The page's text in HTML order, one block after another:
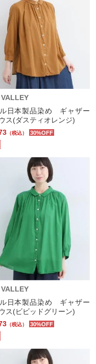
日本製品染め ギャザー
ス(ダスティオレンジ)
（税込） 30%OFF
日本製品染め ギャザー
ス(ビビッドグリーン)
（税込） 30%OFF